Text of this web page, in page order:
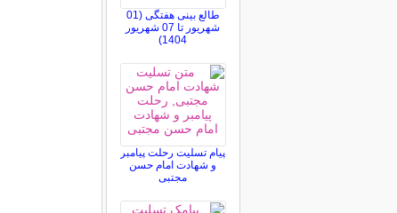
طالع بینی هفتگی (01
شهریور تا 07 شهریور
1404)
پیام تسلیت رحلت پیامبر
و شهادت امام حسن
مجتبی